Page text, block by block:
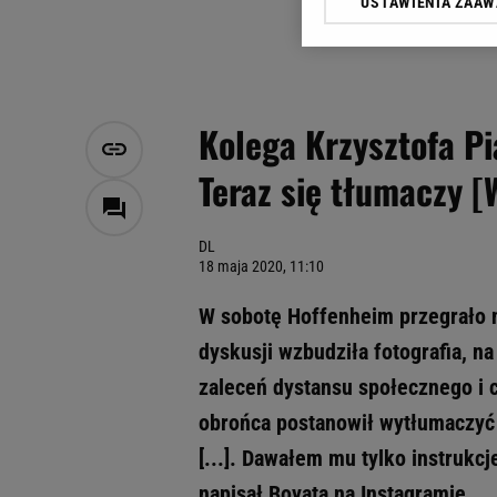
Kolega Krzysztofa
Teraz się tłumaczy
DL
18 maja 2020, 11:10
W sobotę Hoffenheim przegrało
dyskusji wzbudziła fotografia,
zaleceń dystansu społecznego
obrońca postanowił
[...]. Dawałem mu tylko
Klikając „Akceptuję”
Zaufanych Partnerów i
My, nasi Zaufani
Użycie dokładnych
Przechowywanie